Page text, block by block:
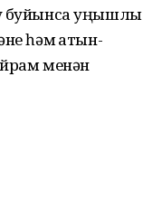
буйынса уңышлы
һәм ҡатын-
менән